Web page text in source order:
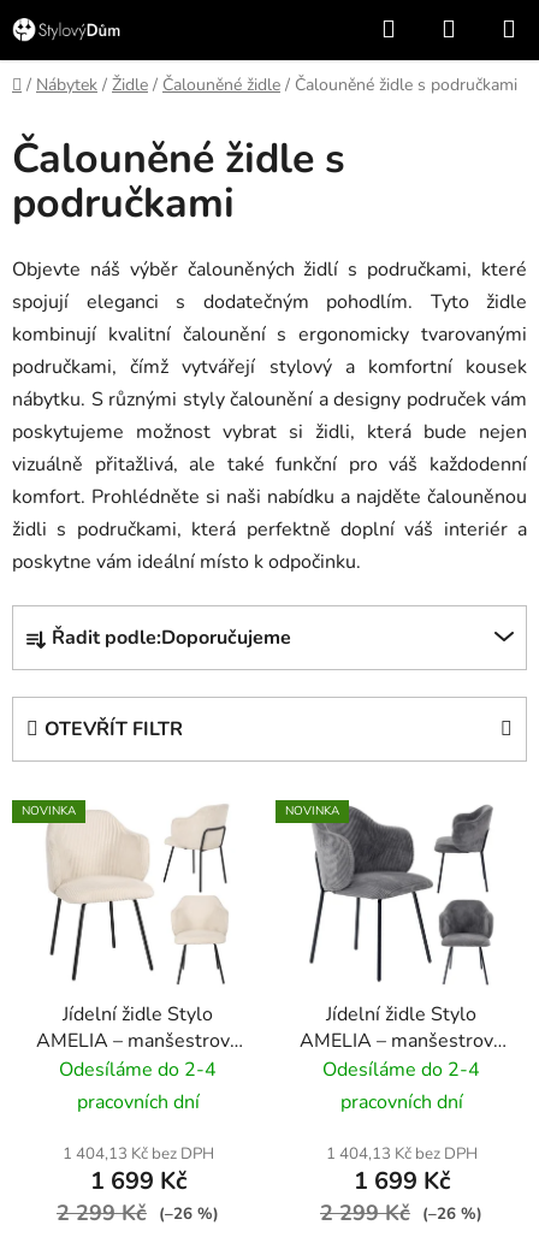
Přejít
na
obsah
Hledat
KOŠÍK
Domů
/ Nábytek / Židle / Čalouněné židle / Čalouněné židle s područkami
Čalouněné židle s
područkami
Objevte náš výběr čalouněných židlí s područkami, které
spojují eleganci s dodatečným pohodlím. Tyto židle
kombinují kvalitní čalounění s ergonomicky tvarovanými
područkami, čímž vytvářejí stylový a komfortní kousek
nábytku. S různými styly čalounění a designy područek vám
poskytujeme možnost vybrat si židli, která bude nejen
vizuálně přitažlivá, ale také funkční pro váš každodenní
komfort. Prohlédněte si naši nabídku a najděte čalouněnou
židli s područkami, která perfektně doplní váš interiér a
poskytne vám ideální místo k odpočinku.
Ř
z
p
Řadit podle:Doporučujeme
OTEVŘÍT FILTR
V
ý
NOVINKA
Jídelní židle Stylo
AMELIA – manšestrová
látka - krémový
Odesíláme do 2-4
pracovních dní
1 404,13 Kč bez DPH
1 699 Kč
2 299 Kč (–26 %)
NOVINKA
Jídelní židle Stylo
AMELIA – manšestrová
látka - šedá
Odesíláme do 2-4
pracovních dní
1 404,13 Kč bez DPH
1 699 Kč
2 299 Kč (–26 %)